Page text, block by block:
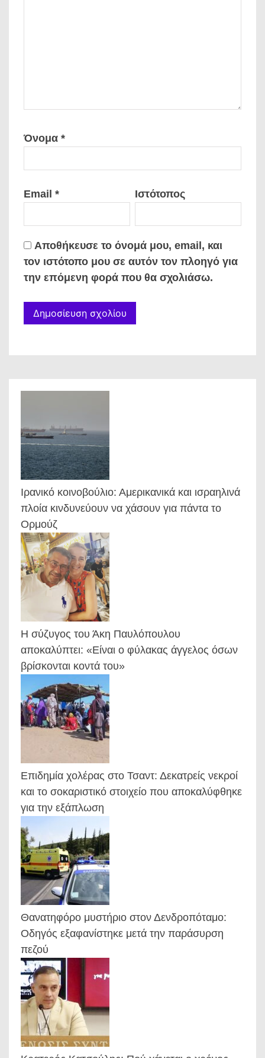
Όνομα *
Email * Ιστότοπος
Αποθήκευσε το όνομά μου, email, και
τον ιστότοπο μου σε αυτόν τον πλοηγό για
την επόμενη φορά που θα σχολιάσω.
Ιρανικό κοινοβούλιο: Αμερικανικά και ισραηλινά
πλοία κινδυνεύουν να χάσουν για πάντα το
Ορμούζ
Η σύζυγος του Άκη Παυλόπουλου
αποκαλύπτει: «Είναι ο φύλακας άγγελος όσων
βρίσκονται κοντά του»
Επιδημία χολέρας στο Τσαντ: Δεκατρείς νεκροί
και το σοκαριστικό στοιχείο που αποκαλύφθηκε
για την εξάπλωση
Θανατηφόρο μυστήριο στον Δενδροπόταμο:
Οδηγός εξαφανίστηκε μετά την παράσυρση
πεζού